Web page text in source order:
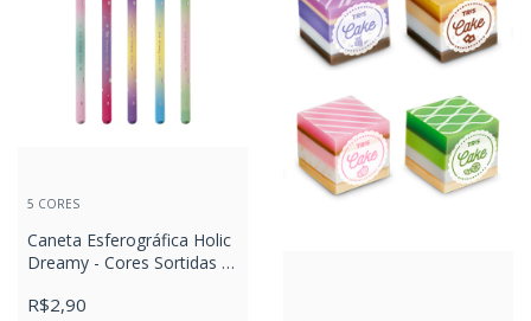
5 CORES
Caneta Esferográfica Holic
Dreamy - Cores Sortidas -
R$2,90